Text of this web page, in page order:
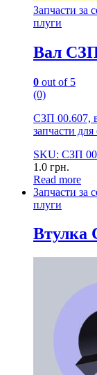
Запчасти за
плуги
Вал
0 out of 5
(0)
СЗП 00.607,
запчасти для
SKU: СЗП
1.0 грн.
Read more
Запчасти за
плуги
Втулка